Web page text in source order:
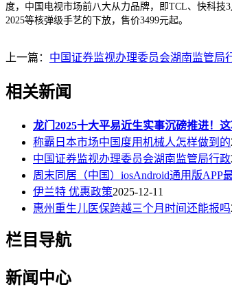
度，中国电视市场前八大从力品牌，即TCL、快科技
2025等核弹级手艺的下放，售价3499元起。
上一篇： 中国证券监视办理委员会湖南监管局
相关新闻
龙门2025十大平易近生实事沉磅推进！
称霸日本市场中国度用机械人怎样做到的
中国证券监视办理委员会湖南监管局行政
周末同居（中国）iosAndroid通用版APP
伊兰特 优惠政策2025-12-11
惠州重生儿医保跨越三个月时间还能报吗
栏目导航
新闻中心